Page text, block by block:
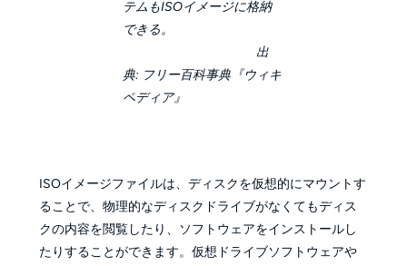
テムもISOイメージに格納
できる。
出
典: フリー百科事典『ウィキ
ペディア』
ISOイメージファイルは、ディスクを仮想的にマウントす
ることで、物理的なディスクドライブがなくてもディス
クの内容を閲覧したり、ソフトウェアをインストールし
たりすることができます。仮想ドライブソフトウェアや